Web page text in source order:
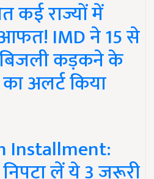
कई राज्यों में
IMD ने 15 से
बिजली कड़कने के
अलर्ट किया
Installment:
लें ये 3 जरूरी